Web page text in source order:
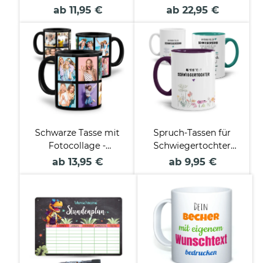
mit Name beschriften
ab 11,95 €
gestalten - in zwei
Formaten
ab 22,95 €
Schwarze Tasse mit
Fotocollage -
verschiedene Designs
ab 13,95 €
Spruch-Tassen für
Schwiegertochter
und Schwiegersohn
ab 9,95 €